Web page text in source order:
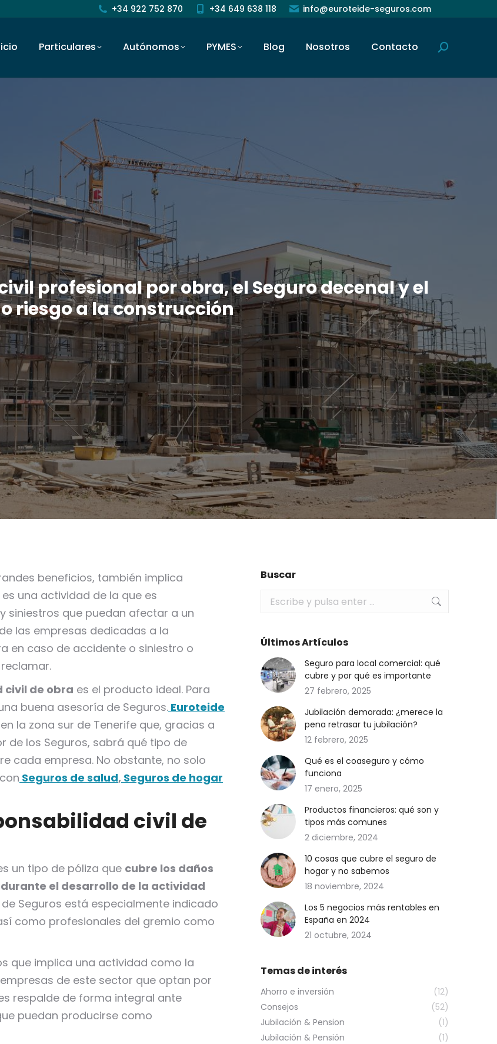
+34 922 752 870 +34 649 638 118 info@euroteide-seguros.com
Particulares Autónomos PYMES Blog Nosotros Contacto Buscar:
profesional por obra, el Seguro decenal y el
riesgo a la construcción
beneficios, también implica
una actividad de la que es
siniestros que puedan afectar a un
las empresas dedicadas a la
en caso de accidente o siniestro o
civil de obra es el producto ideal. Para
buena asesoría de Seguros. Euroteide
la zona sur de Tenerife que, gracias a
de los Seguros, sabrá qué tipo de
cada empresa. No obstante, no solo
Seguros de salud, Seguros de hogar
civil de
un tipo de póliza que cubre los daños
el desarrollo de la actividad
de Seguros está especialmente indicado
como profesionales del gremio como
que implica una actividad como la
de este sector que optan por
respalde de forma integral ante
puedan producirse como
Buscar
Últimos Artículos
Seguro para local comercial: qué
cubre y por qué es importante
27 febrero, 2025
Jubilación demorada: ¿merece la
pena retrasar tu jubilación?
12 febrero, 2025
Qué es el coaseguro y cómo
funciona
17 enero, 2025
Productos financieros: qué son y
tipos más comunes
2 diciembre, 2024
10 cosas que cubre el seguro de
hogar y no sabemos
18 noviembre, 2024
Los 5 negocios más rentables en
España en 2024
21 octubre, 2024
Temas de interés
Ahorro e inversión
(12)
Consejos
(52)
Jubilación & Pension
(1)
Jubilación & Pensión
(1)